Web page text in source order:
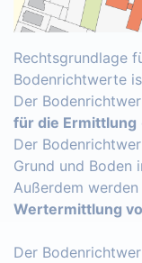
Rechtsgrundlage
Bodenrichtwerte
Der
für die Ermittlung
Der
Grund und Boden
Außerdem
Wertermittlung
Der